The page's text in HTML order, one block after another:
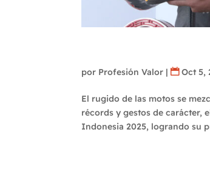
por Profesión Valor | Oct 5,
El rugido de las motos se
récords y gestos de carácter,
Indonesia 2025, logrando su